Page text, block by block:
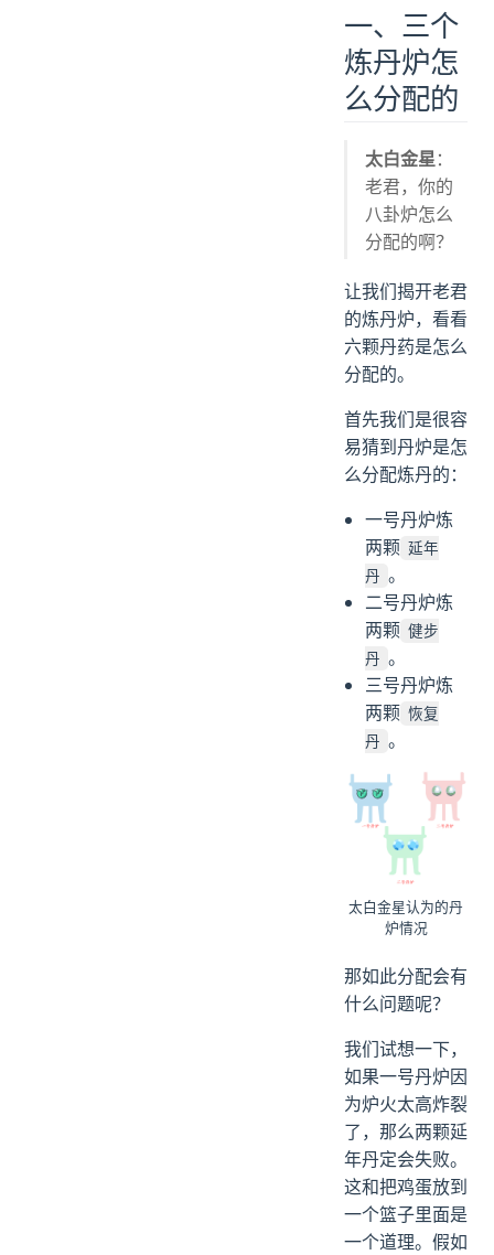
一、三个
炼丹炉怎
么分配的
太白金星：
老君，你的
八卦炉怎么
分配的啊？
让我们揭开老君
的炼丹炉，看看
六颗丹药是怎么
分配的。
首先我们是很容
易猜到丹炉是怎
么分配炼丹的：
一号丹炉炼
两颗 延年
丹 。
二号丹炉炼
两颗 健步
丹 。
三号丹炉炼
两颗 恢复
丹 。
太白金星认为的丹
炉情况
那如此分配会有
什么问题呢？
我们试想一下，
如果一号丹炉因
为炉火太高炸裂
了，那么两颗延
年丹定会失败。
这和把鸡蛋放到
一个篮子里面是
一个道理。假如